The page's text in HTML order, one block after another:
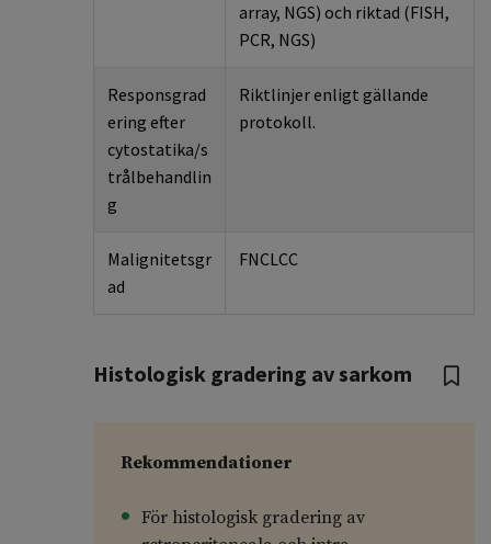
array, NGS) och riktad (FISH,
PCR, NGS)
Responsgrad
ering efter
cytostatika/s
trålbehandlin
g
Riktlinjer enligt gällande
protokoll.
Malignitetsgr
ad
FNCLCC
Histologisk gradering av sarkom
Rekommendationer
För histologisk gradering av